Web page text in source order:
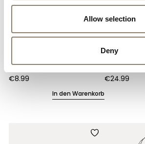
Allow selection
Deny
€8.99
In den Warenkorb
€24.99